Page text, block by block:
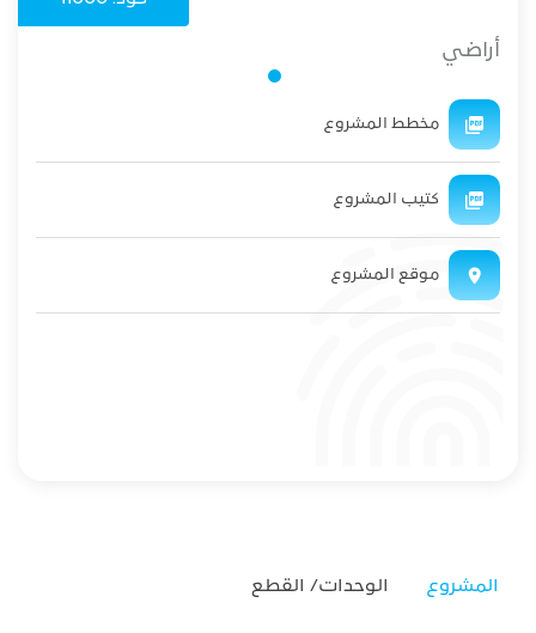
أراضي
مخطط المشروع
كتيب المشروع
موقع المشروع
المشروع الوحدات/ القطع